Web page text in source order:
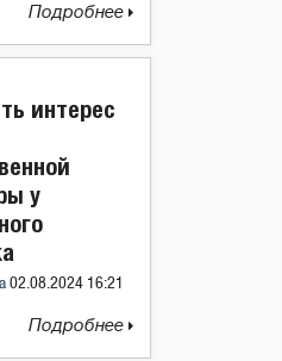
Подробнее
интерес
у
02.08.2024 16:21
Подробнее